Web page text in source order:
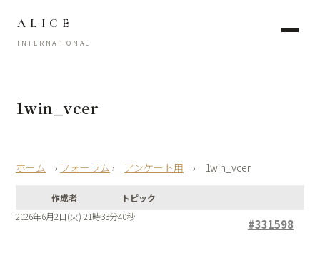
ALICE
INTERNATIONAL
1win_vcer
› フォーラム › アンケート用 › 1win_vcer
作成者
トピック
2026年6月2日(火) 21時33分40秒
#331598